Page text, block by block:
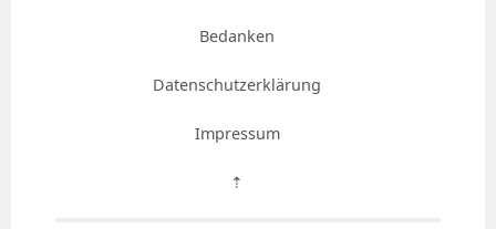
Bedanken
Datenschutzerklärung
Impressum
⇡